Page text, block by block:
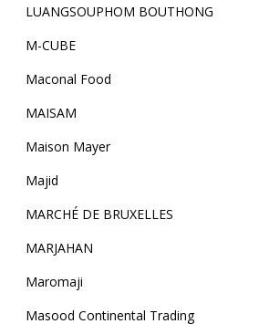
LUANGSOUPHOM BOUTHONG
M-CUBE
Maconal Food
MAISAM
Maison Mayer
Majid
MARCHÉ DE BRUXELLES
MARJAHAN
Maromaji
Masood Continental Trading